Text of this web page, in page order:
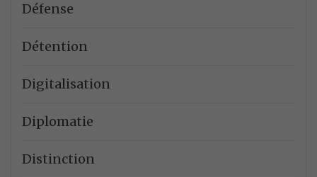
Défense
Détention
Digitalisation
Diplomatie
Distinction